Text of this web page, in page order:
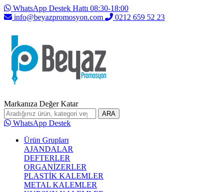
WhatsApp Destek Hattı 08:30-18:00
info@beyazpromosyon.com
0212 659 52 23
Markanıza Değer Katar
ARA
WhatsApp Destek
Ürün Grupları
AJANDALAR
DEFTERLER
ORGANİZERLER
PLASTİK KALEMLER
METAL KALEMLER